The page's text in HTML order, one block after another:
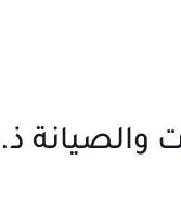
والصيانة